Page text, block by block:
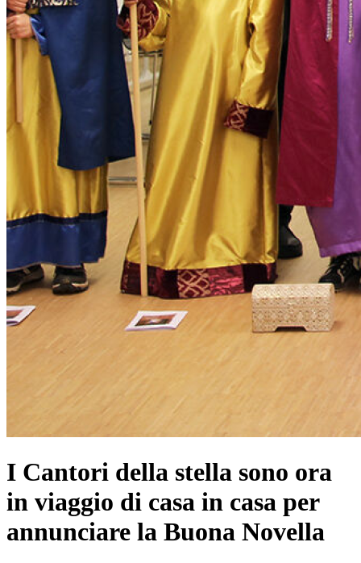
I Cantori della stella sono ora
in viaggio di casa in casa per
annunciare la Buona Novella